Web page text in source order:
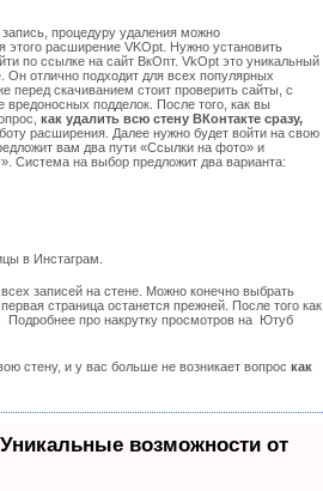
процедуру удаления можно
этого расширение VKОpt. Нужно установить
по ссылке на сайт ВкОпт. VkOpt это уникальный
Он отлично подходит для всех популярных
перед скачиванием стоит проверить сайты, с
вредоносных подделок. После того, как вы
как удалить всю стену ВКонтакте сразу,
расширения. Далее нужно будет войти на свою
вам два пути «Ссылки на фото» и
Система на выбор предложит два варианта:
в Инстаграм.
записей на стене. Можно конечно выбрать
страница останется прежней. После того как
Подробнее про накрутку просмотров на Ютуб
стену, и у вас больше не возникает вопрос как
возможности от